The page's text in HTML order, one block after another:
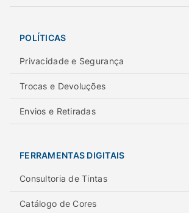
POLÍTICAS
Privacidade e Segurança
Trocas e Devoluções
Envios e Retiradas
FERRAMENTAS DIGITAIS
Consultoria de Tintas
Catálogo de Cores